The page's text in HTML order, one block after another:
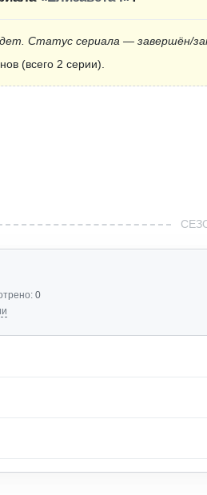
Статус сериала — завершён/
(всего 2 серии).
0